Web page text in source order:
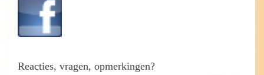
Reacties, vragen, opmerkingen?